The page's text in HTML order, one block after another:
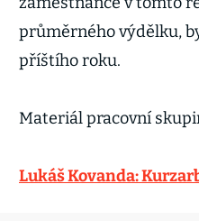
průměrného výdělku,
příštího roku.
Materiál pracovní
Lukáš Kovanda: